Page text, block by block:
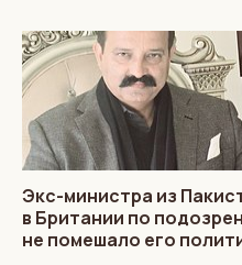
Экс-министра из
в Британии по
не помешало его